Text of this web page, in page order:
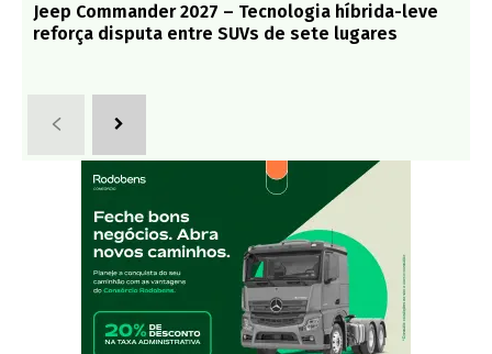
Jeep Commander 2027 – Tecnologia híbrida-leve
reforça disputa entre SUVs de sete lugares